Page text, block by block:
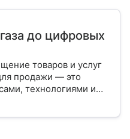
до цифровых
товаров и услуг
продажи — это
технологиями и
как работает экспорт